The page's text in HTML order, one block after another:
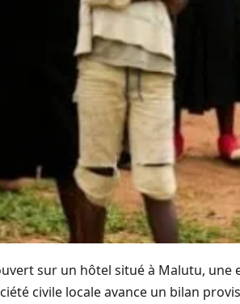
sur un hôtel situé à Malutu,
civile locale avance un bilan